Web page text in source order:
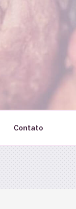
Contato